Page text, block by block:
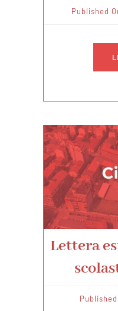
Published
Lettera